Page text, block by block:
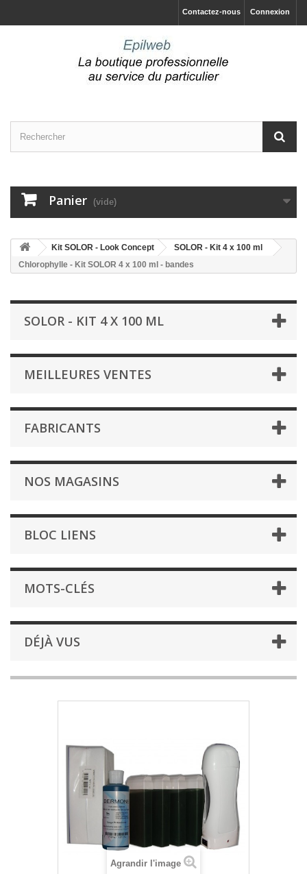
Connexion
Contactez-nous
Panier (vide)
Kit SOLOR - Look Concept
SOLOR - Kit 4 x 100 ml
Chlorophylle - Kit SOLOR 4 x 100 ml - bandes
SOLOR - KIT 4 X 100 ML
MEILLEURES VENTES
FABRICANTS
NOS MAGASINS
BLOC LIENS
MOTS-CLÉS
DÉJÀ VUS
Agrandir l'image